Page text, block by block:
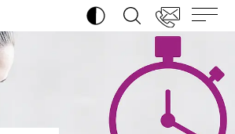
SUCHE ÖFFNEN